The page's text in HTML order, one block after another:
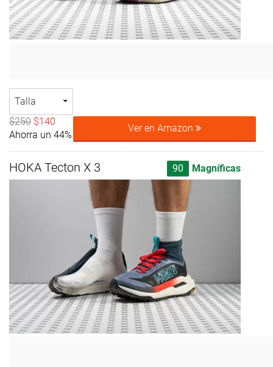
Talla
$250 $140
Ahorra un 44%
Ver en Amazon
HOKA Tecton X 3 90 Magníficas